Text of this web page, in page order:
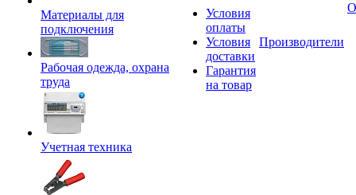
Материалы для
подключения
Рабочая одежда, охрана
труда
Учетная техника
Условия
оплаты
Условия
доставки
Гарантия
на товар
Производители